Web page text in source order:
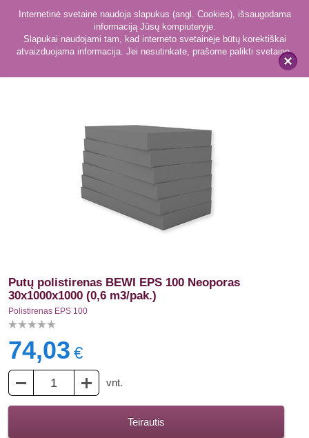
x
Internetinė svetainė naudoja slapukus (angl. Cookies), išsaugodama
informaciją Jūsų kompiuteryje.
Slapukai naudojami tam, kad interneto svetainėje būtų korektiškai
atvaizduojama informacija. Jei nesutinkate, prašome palikti svetainę.
Polistirenas EPS 100 41
Putų polistirenas BEWI EPS 100 Neoporas
30x1000x1000 (0,6 m3/pak.)
Polistirenas EPS 100
74,03 €
vnt.
Teirautis